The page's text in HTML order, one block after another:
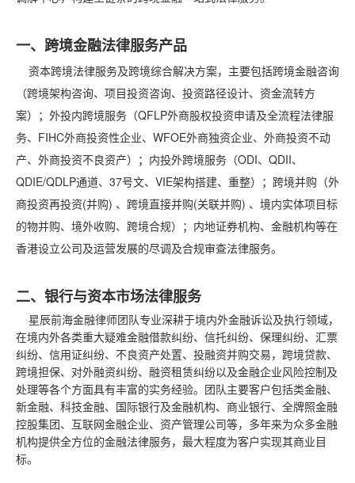
一、跨境金融法律服务产品
资本跨境法律服务及跨境综合解决方案，主要包括跨境金融咨询
（跨境架构咨询、项目投资咨询、投资路径设计、资金流转方
案）；外投内跨境服务（QFLP外商股权投资申请及全流程法律服
务、FIHC外商投资性企业、WFOE外商独资企业、外商投资不动
产、外商投资不良资产）；内投外跨境服务（ODI、QDII、
QDIE/QDLP通道、37号文、VIE架构搭建、重整）；跨境并购（外
商投资再投资(并购) 、跨境直接并购(关联并购) 、境内实体项目标
的物并购、境外收购、跨境合规）；内地证券机构、金融机构等在
香港设立公司及运营发展的尽调及合规审查法律服务。
二、银行与资本市场法律服务
星辰前海金融律师团队专业深耕于境内外金融诉讼及执行领域，
在境内外各类重大疑难金融借款纠纷、信托纠纷、保理纠纷、汇票
纠纷、信用证纠纷、不良资产处置、投融资并购交易，跨境贷款、
跨境担保、对外融资纠纷、融资租赁纠纷以及金融企业风险控制及
处理等各个方面具有丰富的实务经验。团队主要客户包括类金融、
新金融、科技金融、国际银行及金融机构、商业银行、全牌照金融
控股集团、互联网金融企业、资产管理公司等，多年来为众多金融
机构提供全方位的金融法律服务，最大程度为客户实现其商业目
标。